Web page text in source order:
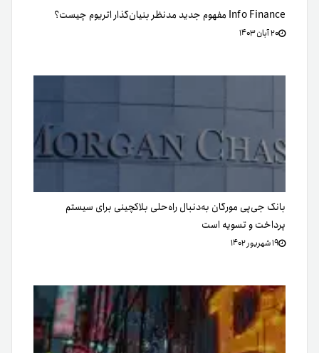
Info Finance مفهوم جدید مدنظر بنیان‌گذار اتریوم چیست؟
۲۰ آبان ۱۴۰۳
بانک جی‌پی مورگان به‌دنبال راه‌حلی بلاکچینی برای سیستم
پرداخت و تسویه است
۱۹ شهریور ۱۴۰۲